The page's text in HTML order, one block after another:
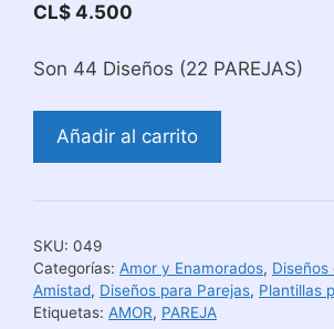
CL$ 4.500
Son 44 Diseños (22 PAREJAS)
Diseños
en
de
Amor
cantidad
Añadir al carrito
SKU: 049
Categorías: Amor y Enamorados, Diseños
Amistad, Diseños para Parejas, Plantillas
Etiquetas: AMOR, PAREJA